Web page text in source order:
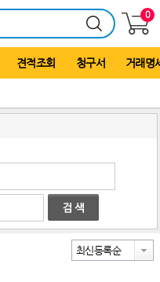
0
견적조회 청구서 거래명
최신등록순